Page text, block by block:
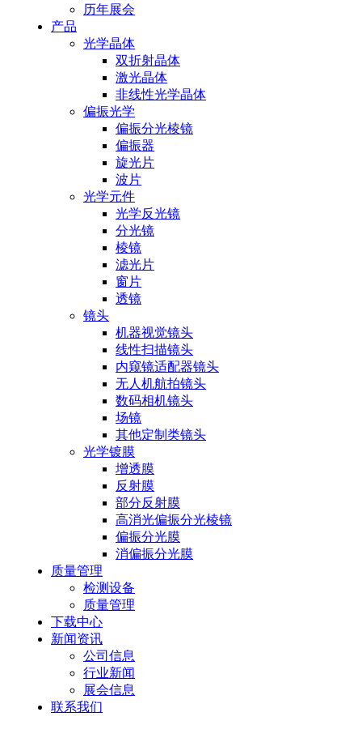
历年展会
产品
光学晶体
双折射晶体
激光晶体
非线性光学晶体
偏振光学
偏振分光棱镜
偏振器
旋光片
波片
光学元件
光学反光镜
分光镜
棱镜
滤光片
窗片
透镜
镜头
机器视觉镜头
线性扫描镜头
内窥镜适配器镜头
无人机航拍镜头
数码相机镜头
场镜
其他定制类镜头
光学镀膜
增透膜
反射膜
部分反射膜
高消光偏振分光棱镜
偏振分光膜
消偏振分光膜
质量管理
检测设备
质量管理
下载中心
新闻资讯
公司信息
行业新闻
展会信息
联系我们